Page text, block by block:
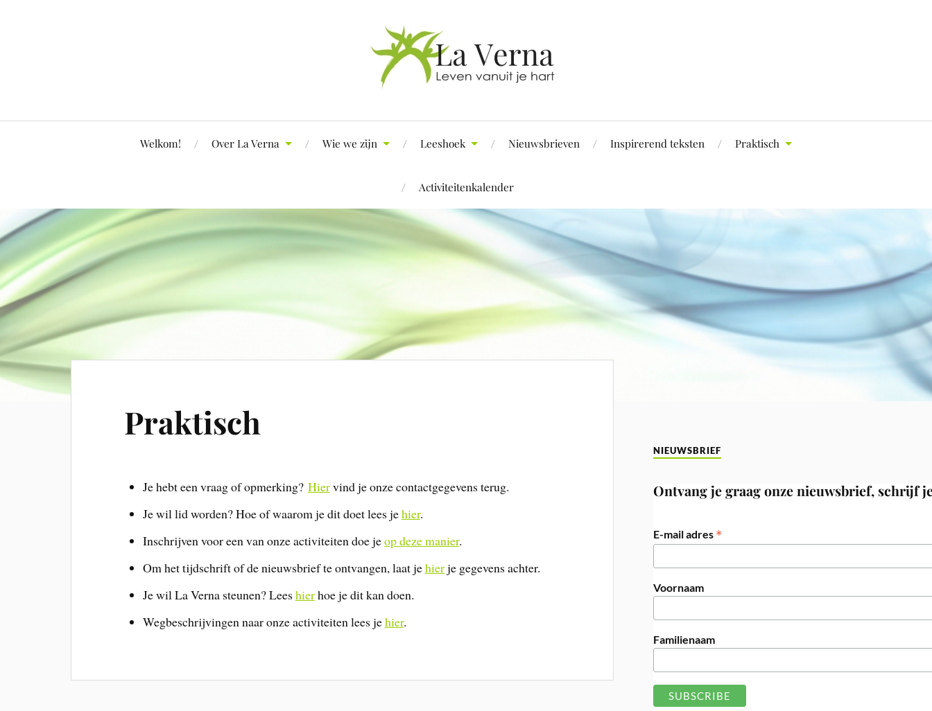
Welkom! Over La Verna Wie we zijn Leeshoek Nieuwsbrieven Inspirerend teksten Praktisch
Activiteitenkalender
Praktisch
Je hebt een vraag of opmerking? Hiervind je onze contactgegevens terug.
Je wil lid worden? Hoe of waarom je dit doet lees jehier.
Inschrijven voor een van onze activiteiten doe jeop deze manier.
Om het tijdschrift of de nieuwsbrief te ontvangen, laat jehierje gegevens achter.
Je wil La Verna steunen? Leeshierhoe je dit kan doen.
Wegbeschrijvingen naar onze activiteiten lees jehier.
NIEUWSBRIEF
Ontvang je graag onze nieuwsbrief, schrijf
E-mail adres *
Voornaam
Familienaam